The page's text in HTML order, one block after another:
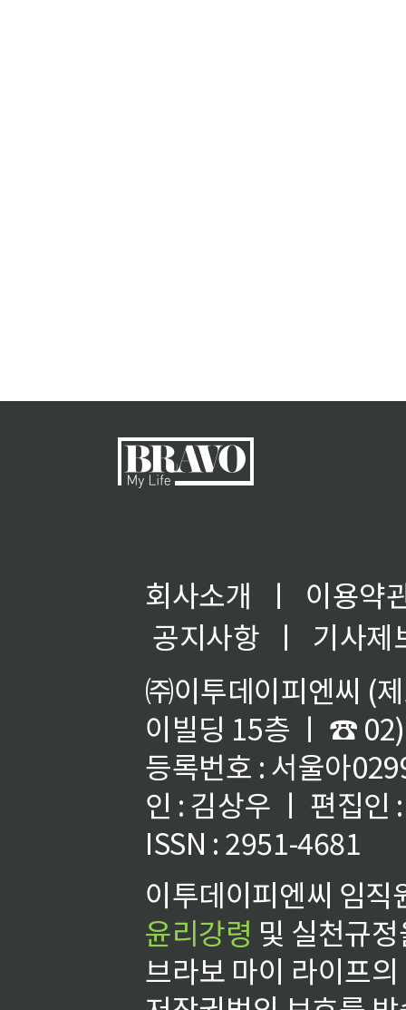
회사소개 ㅣ
이용약
공지사항
ㅣ
기사제
㈜이투데이피엔씨 (
이빌딩 15층 ㅣ ☎
등록번호 : 서울아
인 : 김상우 ㅣ 편집인
ISSN : 2951-4681
이투데이피엔씨 임
윤리강령 및 실천규
브라보 마이 라이프